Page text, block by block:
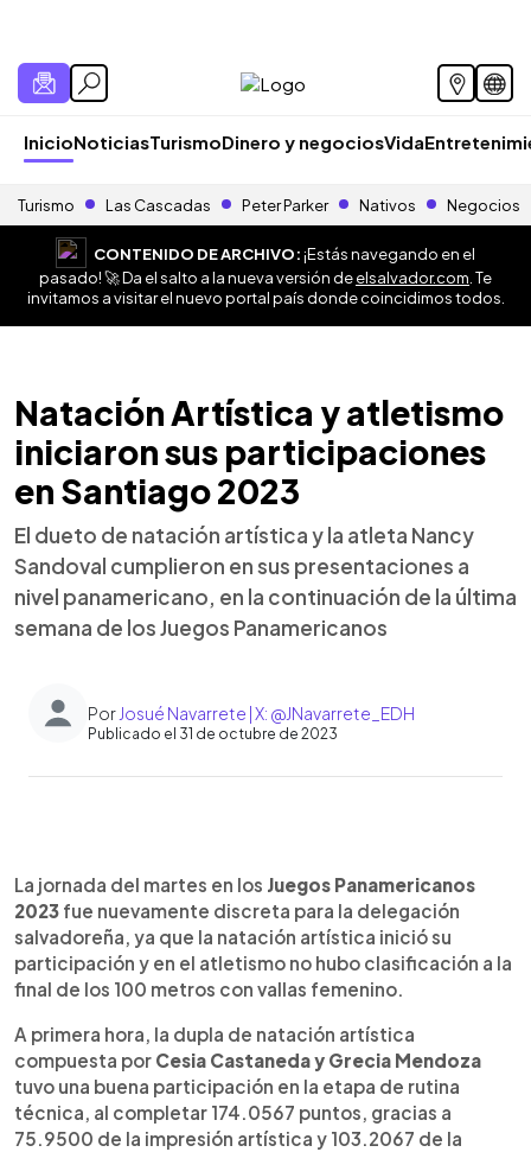
InicioNoticiasTurismoDinero y negociosVida
Turismo Las Cascadas Peter Parker Nativos Negocios
CONTENIDO DE ARCHIVO:¡Estás navegando en el
pasado! 🚀 Da el salto a la nueva versión deelsalvador.com . Te
invitamos a visitar el nuevo portal país donde coincidimos todos.
Natación Artística y atletismo
iniciaron sus participaciones
en Santiago 2023
El dueto de natación artística y la atleta Nancy
Sandoval cumplieron en sus presentaciones a
nivel panamericano, en la continuación de la última
semana de los Juegos Panamericanos
Por Josué Navarrete | X: @JNavarrete_EDH
Publicado el 31 de octubre de 2023
Escuchar artículo
La jornada del martes en los Juegos Panamericanos
2023 fue nuevamente discreta para la delegación
salvadoreña, ya que la natación artística inició su
participación y en el atletismo no hubo clasificación a la
final de los 100 metros con vallas femenino.
A primera hora, la dupla de natación artística
compuesta por Cesia Castaneda y Grecia Mendoza
tuvo una buena participación en la etapa de rutina
técnica, al completar 174.0567 puntos, gracias a
75.9500 de la impresión artística y 103.2067 de la